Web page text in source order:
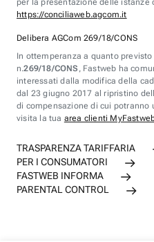
per la presentazione delle
https://conciliaweb.agcom.it
Delibera AGCom 269/18/CONS
In ottemperanza a quanto
n.269/18/CONS , Fastweb ha
interessati dalla modifica della
dal 23 giugno 2017 al ripristino
di compensazione di cui potranno
visita la tua area clienti
TRASPARENZA TARIFFARIA
PER I CONSUMATORI
FASTWEB INFORMA
PARENTAL CONTROL